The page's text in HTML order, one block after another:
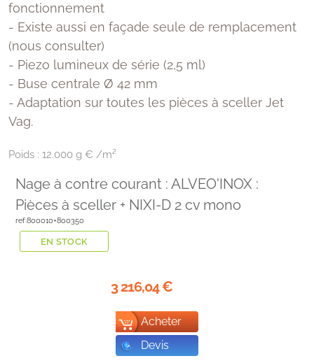
fonctionnement
- Existe aussi en façade seule de remplacement
(nous consulter)
- Piezo lumineux de série (2,5 ml)
- Buse centrale Ø 42 mm
- Adaptation sur toutes les pièces à sceller Jet
Vag.
Poids : 12.000 g € /m²
Nage à contre courant : ALVEO'INOX :
Pièces à sceller + NIXI-D 2 cv mono
ref:800010+800350
EN STOCK
3 216,04€
Acheter
Devis